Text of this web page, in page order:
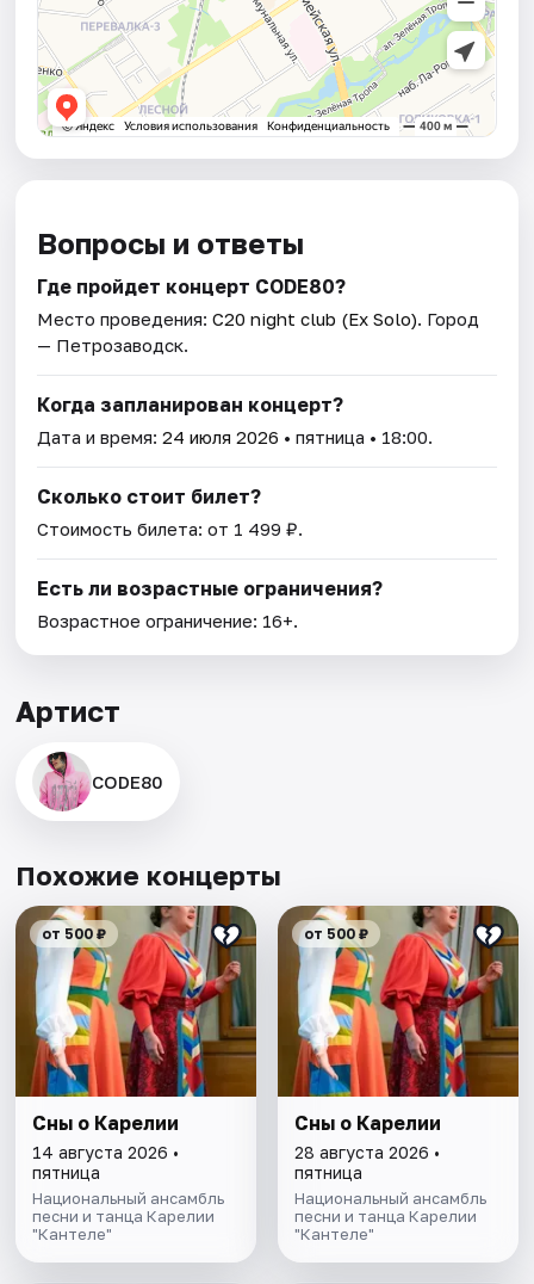
Вопросы и ответы
Где пройдет концерт CODE80?
Место проведения:C20 night club (Ex Solo). Город
— Петрозаводск.
Когда запланирован концерт?
Дата и время:24 июля 2026 • пятница • 18:00.
Сколько стоит билет?
Стоимость билета: от 1 499 ₽.
Есть ли возрастные ограничения?
Возрастное ограничение: 16+.
Артист
CODE80
Похожие концерты
от 500 ₽
Сны о Карелии
14 августа 2026 •
пятница
Национальный ансамбль
песни и танца Карелии
"Кантеле"
от 500 ₽
Сны о Карелии
28 августа 2026 •
пятница
Национальный ансамбль
песни и танца Карелии
"Кантеле"